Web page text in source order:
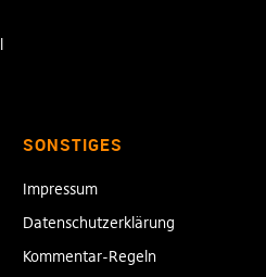
SONSTIGES
Impressum
Datenschutzerklärung
Kommentar-Regeln